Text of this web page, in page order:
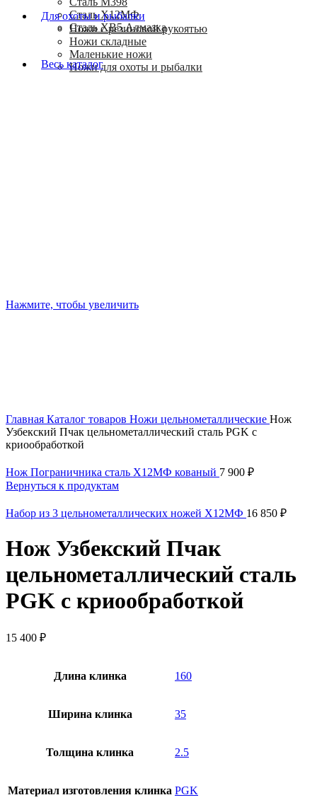
Сталь Х12МФ
Сталь ХВ5 Алмазка
Для охоты и рыбалки
Ножи с резиновой рукоятью
Ножи складные
Маленькие ножи
Ножи для охоты и рыбалки
Весь каталог
Нажмите, чтобы увеличить
Главная Каталог товаров Ножи цельнометаллические Нож
Узбекский Пчак цельнометаллический сталь PGK с
криообработкой
Нож Пограничника сталь Х12МФ кованый 7 900 ₽
Вернуться к продуктам
Набор из 3 цельнометаллических ножей Х12МФ 16 850 ₽
Нож Узбекский Пчак
цельнометаллический сталь
PGK с криообработкой
15 400 ₽
Длина клинка 160
Ширина клинка 35
Толщина клинка 2.5
Материал изготовления клинка PGK